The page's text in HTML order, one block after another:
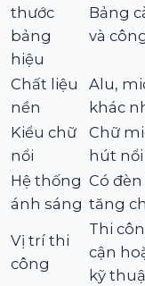
thước
bảng
hiệu
Bảng
và
Chất liệu
nền
Alu,
khác
Kiểu chữ
nổi
Chữ
hút
Hệ thống
ánh sáng
Có
tăng
Vị trí thi
công
Thi
cận
kỹ